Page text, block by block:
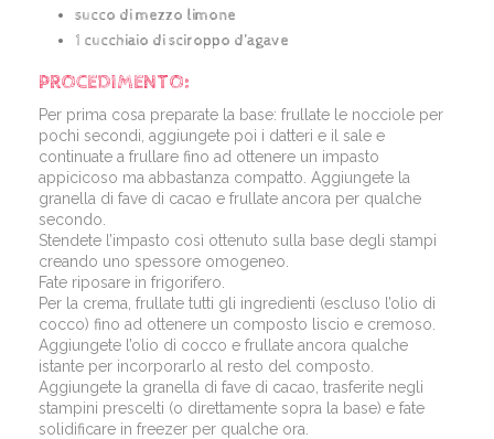
succo di mezzo limone
1 cucchiaio di sciroppo d’agave
PROCEDIMENTO:
Per prima cosa preparate la base: frullate le nocciole per
pochi secondi, aggiungete poi i datteri e il sale e
continuate a frullare fino ad ottenere un impasto
appicicoso ma abbastanza compatto. Aggiungete la
granella di fave di cacao e frullate ancora per qualche
secondo.
Stendete l’impasto così ottenuto sulla base degli stampi
creando uno spessore omogeneo.
Fate riposare in frigorifero.
Per la crema, frullate tutti gli ingredienti (escluso l’olio di
cocco) fino ad ottenere un composto liscio e cremoso.
Aggiungete l’olio di cocco e frullate ancora qualche
istante per incorporarlo al resto del composto.
Aggiungete la granella di fave di cacao, trasferite negli
stampini prescelti (o direttamente sopra la base) e fate
solidificare in freezer per qualche ora.